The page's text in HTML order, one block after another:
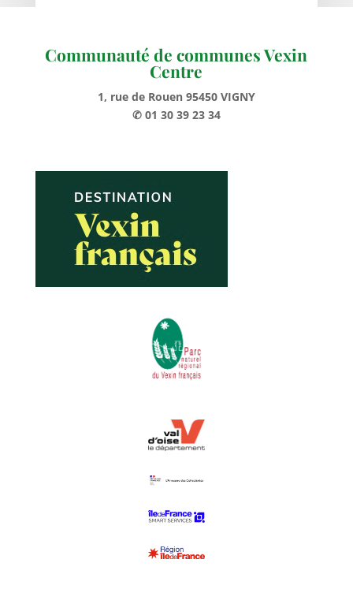
Communauté de communes Vexin
Centre
1, rue de Rouen 95450 VIGNY
✆ 01 30 39 23 34